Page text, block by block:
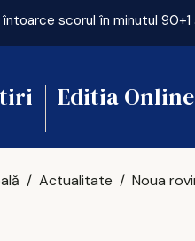
Editia Online
Actualitate